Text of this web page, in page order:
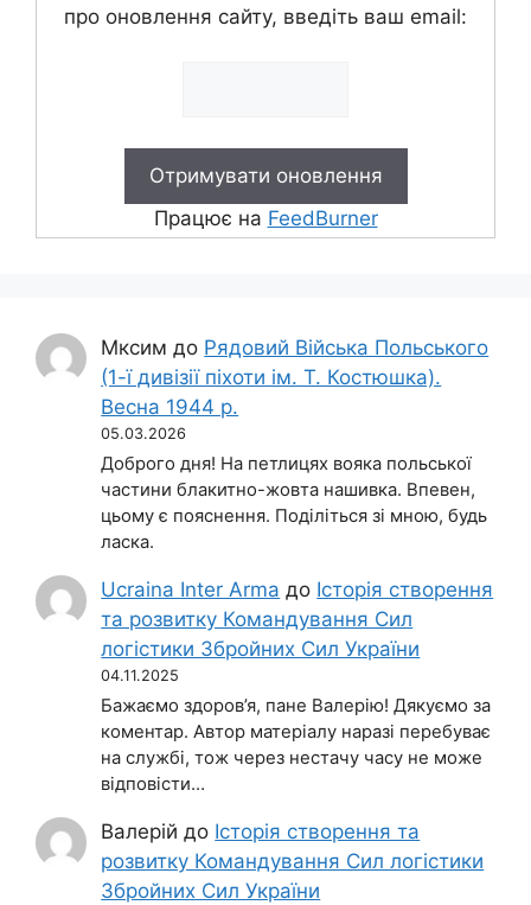
про оновлення сайту, введіть ваш email:
Працює на FeedBurner
Мксим до Рядовий Війська Польського
(1-ї дивізії піхоти ім. Т. Костюшка).
Весна 1944 р.
05.03.2026
Доброго дня! На петлицях вояка польської
частини блакитно-жовта нашивка. Впевен,
цьому є пояснення. Поділіться зі мною, будь
ласка.
Ucraina Inter Arma до Історія створення
та розвитку Командування Сил
логістики Збройних Сил України
04.11.2025
Бажаємо здоров’я, пане Валерію! Дякуємо за
коментар. Автор матеріалу наразі перебуває
на службі, тож через нестачу часу не може
відповісти…
Валерій до Історія створення та
розвитку Командування Сил логістики
Збройних Сил України